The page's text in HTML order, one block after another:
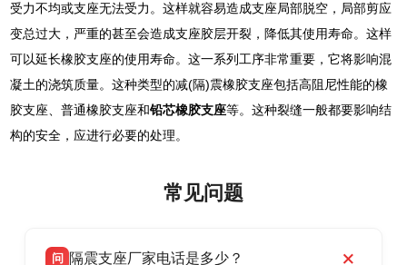
受力不均或支座无法受力。这样就容易造成支座局部脱空，局部剪应
变总过大，严重的甚至会造成支座胶层开裂，降低其使用寿命。这样
可以延长橡胶支座的使用寿命。这一系列工序非常重要，它将影响混
凝土的浇筑质量。这种类型的减(隔)震橡胶支座包括高阻尼性能的橡
胶支座、普通橡胶支座和铅芯橡胶支座等。这种裂缝一般都要影响结
构的安全，应进行必要的处理。
常见问题
问 隔震支座厂家电话是多少？